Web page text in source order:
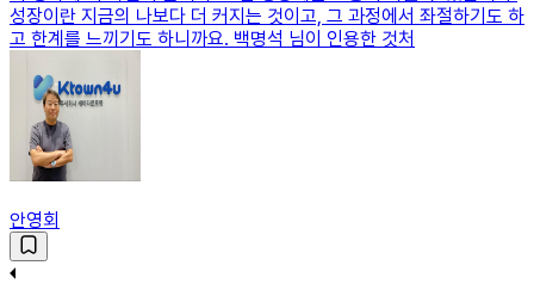
성장이란 지금의 나보다 더 커지는 것이고, 그 과정에서 좌절하기도 하
고 한계를 느끼기도 하니까요. 백명석 님이 인용한 것처
안영회